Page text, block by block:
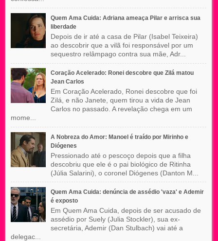
Quem Ama Cuida: Adriana ameaça Pilar e arrisca sua
liberdade
Depois de ir até a casa de Pilar (Isabel Teixeira)
ao descobrir que a vilã foi responsável por um
sequestro relâmpago contra sua mãe, Adr...
Coração Acelerado: Ronei descobre que Zilá matou
Jean Carlos
Em Coração Acelerado, Ronei descobre que foi
Zilá, e não Janete, quem tirou a vida de Jean
Carlos no passado. A revelação chega em um
mome...
A Nobreza do Amor: Manoel é traído por Mirinho e
Diógenes
Pressionado até o pescoço depois que a filha
descobriu que ele é o pai biológico de Ritinha
(Júlia Salarini), o coronel Diógenes (Danton M...
Quem Ama Cuida: denúncia de assédio 'vaza' e Ademir
é exposto
Em Quem Ama Cuida, depois de ser acusado de
assédio por Suely (Julia Stockler), sua ex-
secretária, Ademir (Dan Stulbach) vai até a
delegac...